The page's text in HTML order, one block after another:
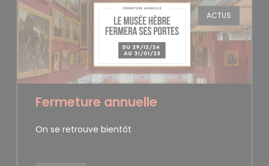
ACTUS
Fermeture annuelle
On se retrouve bientôt